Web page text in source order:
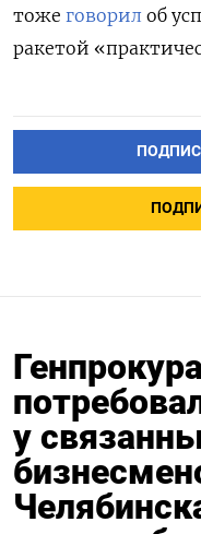
тоже говорил об
ракетой
у